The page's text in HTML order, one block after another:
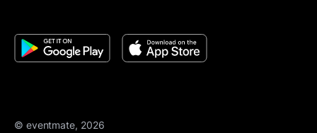
© eventmate, 2026